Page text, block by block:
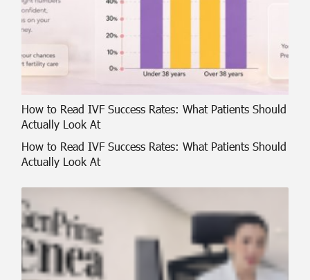
How to Read IVF Success Rates: What Patients Should
Actually Look At
How to Read IVF Success Rates: What Patients Should
Actually Look At